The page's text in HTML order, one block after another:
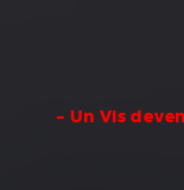
– Un Vis